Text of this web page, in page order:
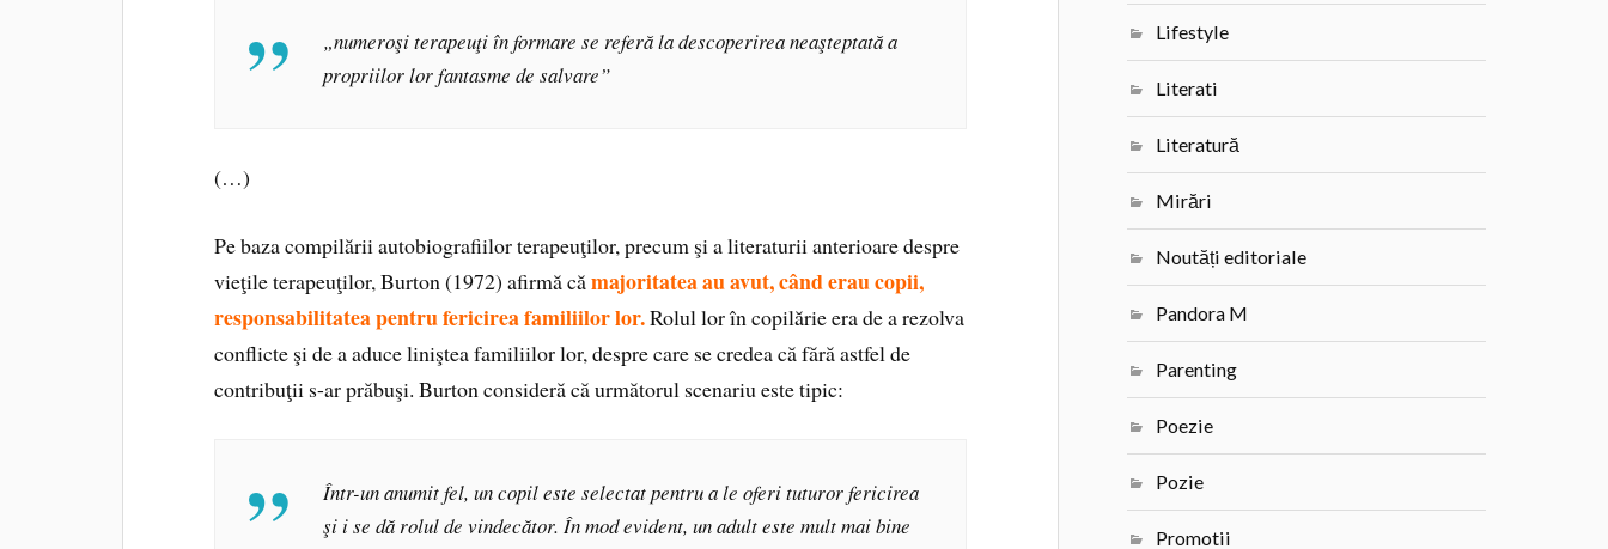
„numeroşi terapeuţi în formare se referă la descoperirea neaşteptată a
propriilor lor fantasme de salvare”
(…)
Pe baza compilării autobiografiilor terapeuţilor, precum şi a literaturii anterioare despre
vieţile terapeuţilor, Burton (1972) afirmă cămajoritatea au avut, când erau copii,
responsabilitatea pentru fericirea familiilor lor.Rolul lor în copilărie era de a rezolva
conflicte şi de a aduce liniştea familiilor lor, despre care se credea că fără astfel de
contribuţii s-ar prăbuşi. Burton consideră că următorul scenariu este tipic:
Într-un anumit fel, un copil este selectat pentru a le oferi tuturor fericirea
şi i se dă rolul de vindecător. În mod evident, un adult este mult mai bine
Lifestyle
Literati
Literatură
Mirări
Noutăți editoriale
Pandora M
Parenting
Poezie
Pozie
Promotii